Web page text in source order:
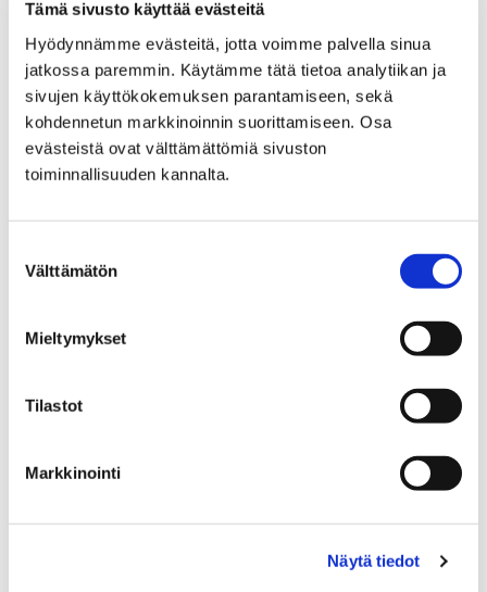
Tämä sivusto käyttää evästeitä
Hyödynnämme evästeitä, jotta voimme palvella sinua
jatkossa paremmin. Käytämme tätä tietoa analytiikan ja
sivujen käyttökokemuksen parantamiseen, sekä
kohdennetun markkinoinnin suorittamiseen. Osa
evästeistä ovat välttämättömiä sivuston
toiminnallisuuden kannalta.
valinta
Välttämätön
Mieltymykset
Tilastot
Markkinointi
Näytä tiedot
paljon paremmin kuin suurissa yksiköissä, selittää Kai
perhekodin etuja.
Marraskuussa alkaneeseen perhehoitajien
koulutukseen osallistui kymmenen henkilöä, joista
yhdeksän ryhtyi perhehoitajaksi. Koulutuksesta
valmistui myös ensimmäiset alueen kiertävät
Koulutuksen aikana osallistujat saavat tietoa niistä
vahvuuksiaan ja kehittämistarpeitaan. Myös
tutustuttu tarkemmin.
hoitajantaustasta ja työkokemuksesta on myös ollut
ole päässyt yllättämään. Aiemmasta työkokemuksesta